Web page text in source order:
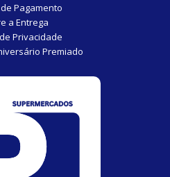
Pagamento
a Entrega
Privacidade
Premiado